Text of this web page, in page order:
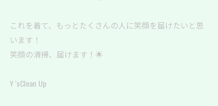
これを着て、もっとたくさんの人に笑顔を届けたいと思
います！
笑顔の清掃、届けます！🌟
Y 'sClean Up